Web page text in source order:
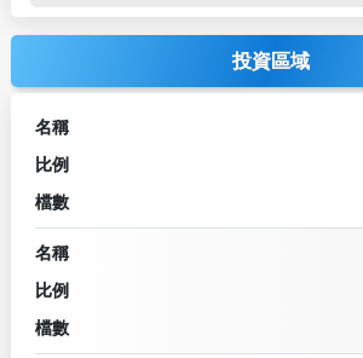
投資區域
名稱
比例
檔數
名稱
比例
檔數